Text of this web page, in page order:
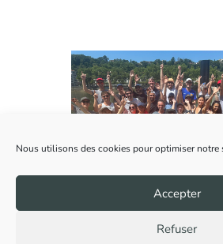
Nous utilisons des cookies pour optimiser notre
Accepter
Refuser